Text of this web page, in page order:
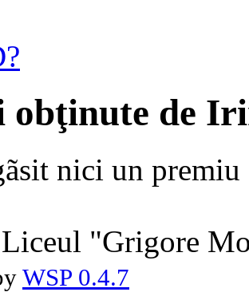
obţinute de
nici un premiu
"Grigore
WSP 0.4.7